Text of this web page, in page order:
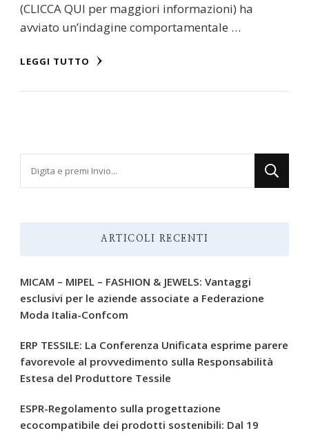
(CLICCA QUI per maggiori informazioni) ha
avviato un’indagine comportamentale …
LEGGI TUTTO
ARTICOLI RECENTI
MICAM – MIPEL – FASHION & JEWELS: Vantaggi
esclusivi per le aziende associate a Federazione
Moda Italia-Confcom
ERP TESSILE: La Conferenza Unificata esprime parere
favorevole al provvedimento sulla Responsabilità
Estesa del Produttore Tessile
ESPR-Regolamento sulla progettazione
ecocompatibile dei prodotti sostenibili: Dal 19